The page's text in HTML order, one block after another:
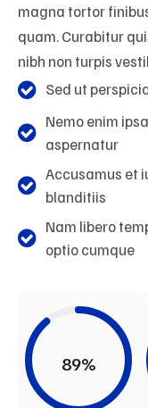
magna tortor
quam. Curabitur
nibh non turpis
Sed ut
Nemo enim
aspernatur
Accusamus et
blanditiis
Nam libero
optio cumque
89%